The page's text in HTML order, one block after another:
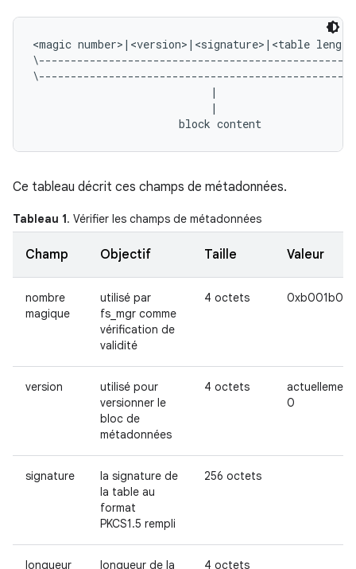
<magic number>|<version>|<signature>|<table
|
|
Ce tableau décrit ces champs de métadonnées.
Tableau 1. Vérifier les champs de métadonnées
Champ Objectif Taille Valeur
nombre
magique
utilisé par
fs_mgr comme
vérification de
validité
4 octets 0xb001b001
version
utilisé pour
versionner le
bloc de
métadonnées
4 octets
actuellement
0
signature
la signature de
la table au
format
PKCS1.5 rempli
256 octets
longueur
longueur de la
4 octets